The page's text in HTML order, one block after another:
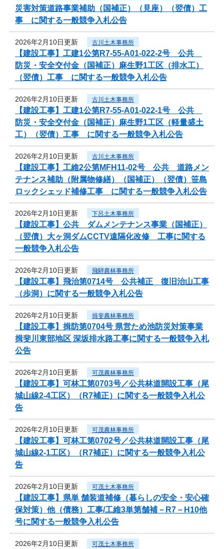
災害対策道路事業補助（国補正）（見座）（翌債）工
事 に関する一般競争入札公告
2026年2月10日更新 古川土木事務所
【建設工事】工建1公第R7-55-A01-022-2号 公共
防災・安全交付金（国補正）麻生野1工区（排水工）
（翌債）工事 に関する一般競争入札公告
2026年2月10日更新 古川土木事務所
【建設工事】工建1公第R7-55-A01-022-1号 公共
防災・安全交付金（国補正）麻生野1工区（軽量盛土
工）（翌債）工事 に関する一般競争入札公告
2026年2月10日更新 古川土木事務所
【建設工事】工維2公第MFH11-02号 公共 道路メン
テナンス補助（附属物修繕）（国補正）（翌債）笹島
ロックシェッド補修工事 に関する一般競争入札公告
2026年2月10日更新 下呂土木事務所
【建設工事】公共 ダムメンテナンス事業（国補正）
（翌債）大ヶ洞ダムCCTV遠隔化改修 工事に関する
一般競争入札公告
2026年2月10日更新 飛騨農林事務所
【建設工事】飛治第0714号 公共補正 復旧治山工事
（歩洞）に関する一般競争入札公告
2026年2月10日更新 揖斐農林事務所
【建設工事】揖防第0704号 県営ため池防災対策事業
揖斐川東部地区 深坂排水路工事に関する一般競争入札
公告
2026年2月10日更新 可茂農林事務所
【建設工事】可林工第0703号／公共林道開設工事（尾
城山線2-4工区）（R7補正）に関する一般競争入札公
告
2026年2月10日更新 可茂農林事務所
【建設工事】可林工第0702号／公共林道開設工事（尾
城山線2-1工区）（R7補正）に関する一般競争入札公
告
2026年2月10日更新 可茂土木事務所
【建設工事】県単 舗装道補修（暮らしの安全・安心確
保対策）他（債務）工事/工維3単第舗補－R7－H10他
号に関する一般競争入札公告
2026年2月10日更新 可茂土木事務所